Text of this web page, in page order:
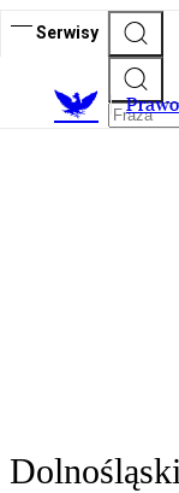
Serwisy
Prawo